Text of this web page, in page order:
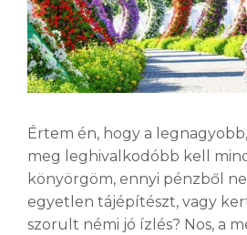
Értem én, hogy a
meg leghivalkodóbb kell
könyörgöm, ennyi pénzből
egyetlen tájépítészt, vagy
szorult némi jó ízlés? Nos, a